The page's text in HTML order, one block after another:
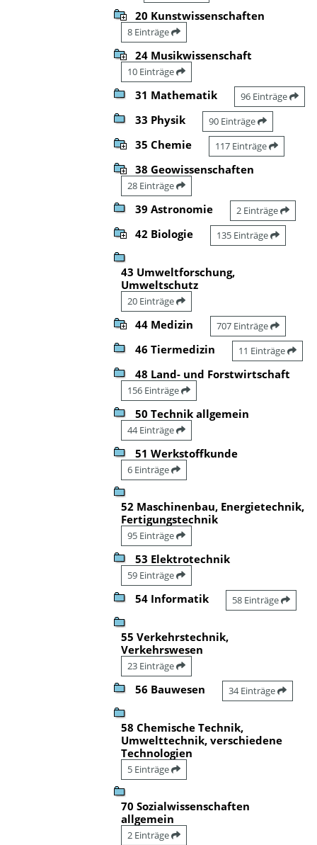
20 Kunstwissenschaften
8 Einträge
24 Musikwissenschaft
10 Einträge
31 Mathematik 96 Einträge
33 Physik 90 Einträge
35 Chemie 117 Einträge
38 Geowissenschaften
28 Einträge
39 Astronomie 2 Einträge
42 Biologie 135 Einträge
43 Umweltforschung,
Umweltschutz
20 Einträge
44 Medizin 707 Einträge
46 Tiermedizin 11 Einträge
48 Land- und Forstwirtschaft
156 Einträge
50 Technik allgemein
44 Einträge
51 Werkstoffkunde
6 Einträge
52 Maschinenbau, Energietechnik,
Fertigungstechnik
95 Einträge
53 Elektrotechnik
59 Einträge
54 Informatik 58 Einträge
55 Verkehrstechnik,
Verkehrswesen
23 Einträge
56 Bauwesen 34 Einträge
58 Chemische Technik,
Umwelttechnik, verschiedene
Technologien
5 Einträge
70 Sozialwissenschaften
allgemein
2 Einträge